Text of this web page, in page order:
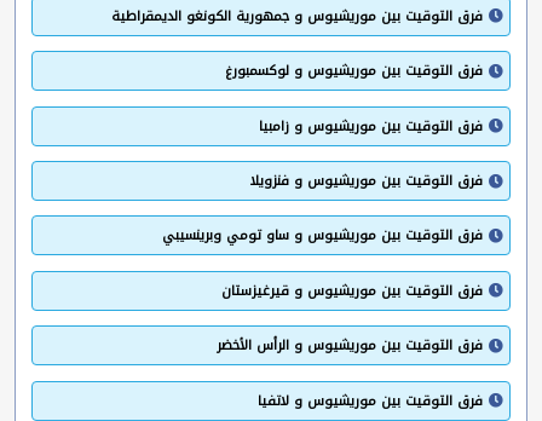
فرق التوقيت بين موريشيوس و جمهورية الكونغو الديمقراطية
فرق التوقيت بين موريشيوس و لوكسمبورغ
فرق التوقيت بين موريشيوس و زامبيا
فرق التوقيت بين موريشيوس و فنزويلا
فرق التوقيت بين موريشيوس و ساو تومي وبرينسيبي
فرق التوقيت بين موريشيوس و قيرغيزستان
فرق التوقيت بين موريشيوس و الرأس الأخضر
فرق التوقيت بين موريشيوس و لاتفيا